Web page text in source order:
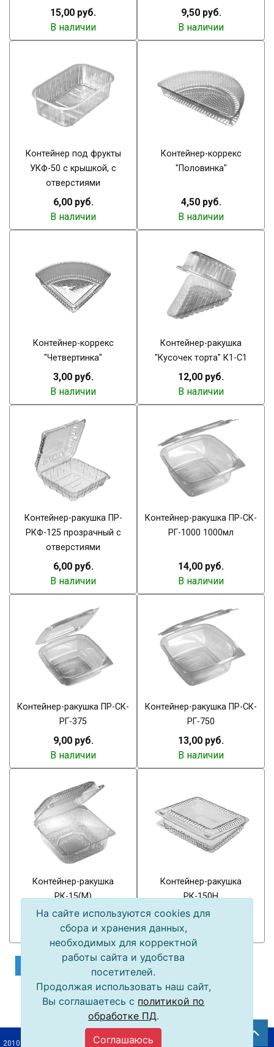
15,00 руб.
В наличии
9,50 руб.
В наличии
Контейнер под фрукты
УКФ-50 с крышкой, с
отверстиями
6,00 руб.
В наличии
Контейнер-коррекс
"Половинка"
4,50 руб.
В наличии
Контейнер-коррекс
"Четвертинка"
3,00 руб.
В наличии
Контейнер-ракушка
"Кусочек торта" К1-С1
12,00 руб.
В наличии
Контейнер-ракушка ПР-
РКФ-125 прозрачный с
отверстиями
6,00 руб.
В наличии
Контейнер-ракушка ПР-СК-
РГ-1000 1000мл
14,00 руб.
В наличии
Контейнер-ракушка ПР-СК-
РГ-375
9,00 руб.
В наличии
Контейнер-ракушка ПР-СК-
РГ-750
13,00 руб.
В наличии
Контейнер-ракушка
РК-15(М)
10,80 руб.
В наличии
Контейнер-ракушка
РК-150Н
7,50 руб.
В наличии
2010–2026 © ООО «Упак-Байкал»
На сайте используются cookies для
сбора и хранения данных,
необходимых для корректной
работы сайта и удобства
посетителей.
Продолжая использовать наш сайт,
Вы соглашаетесь с политикой по
обработке ПД.
Соглашаюсь